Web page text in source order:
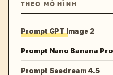
THEO MÔ HÌNH
Prompt GPT Image 2
Prompt Nano Banana Pro
Prompt Seedream 4.5